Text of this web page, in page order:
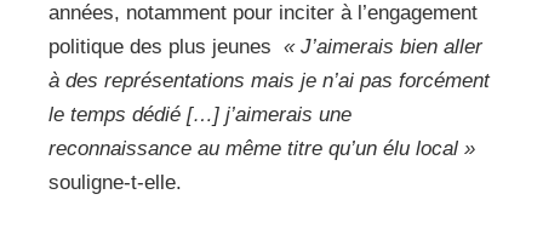
années, notamment pour inciter à l’engagement
politique des plus jeunes « J’aimerais bien aller
à des représentations mais je n’ai pas forcément
le temps dédié […] j’aimerais une
reconnaissance au même titre qu’un élu local »
souligne-t-elle.